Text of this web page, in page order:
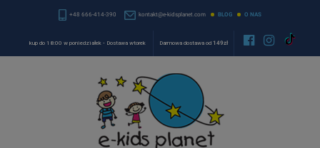
+48 666-414-390 kontakt@e-kidsplanet.com BLOG O NAS
kup do 18:00 w poniedziałek - Dostawa wtorek Darmowa dostawa od 149zł  